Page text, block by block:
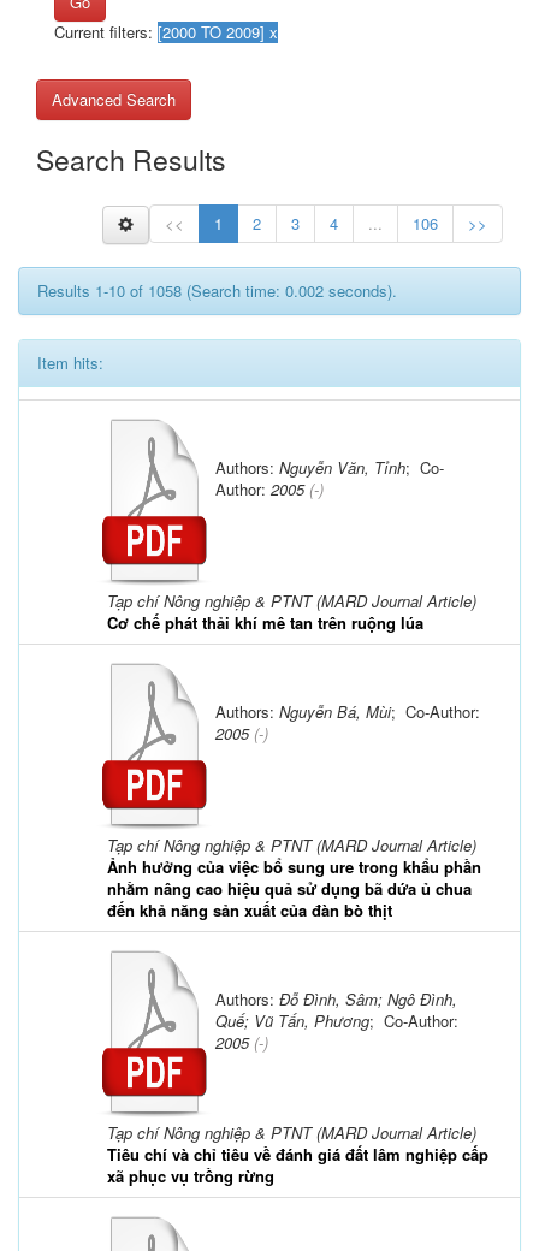
Current filters:
Advanced Search
Search Results
<< 1 2 3 4 ... 106 >>
Results 1-10 of 1058 (Search time: 0.002 seconds).
Item hits:
Tạp chí Nông nghiệp & PTNT (MARD Journal Article)
Cơ chế phát thải khí mê tan trên ruộng lúa
Authors: Nguyễn Văn, Tỉnh; Co-
Author: 2005(-)
Tạp chí Nông nghiệp & PTNT (MARD Journal Article)
Ảnh hưởng của việc bổ sung ure trong khẩu phần
nhằm nâng cao hiệu quả sử dụng bã dứa ủ chua
đến khả năng sản xuất của đàn bò thịt
Authors: Nguyễn Bá, Mùi; Co-Author:
2005(-)
Tạp chí Nông nghiệp & PTNT (MARD Journal Article)
Tiêu chí và chỉ tiêu về đánh giá đất lâm nghiệp cấp
xã phục vụ trồng rừng
Authors: Đỗ Đình, Sâm; Ngô Đình,
Quế; Vũ Tấn, Phương; Co-Author:
2005(-)